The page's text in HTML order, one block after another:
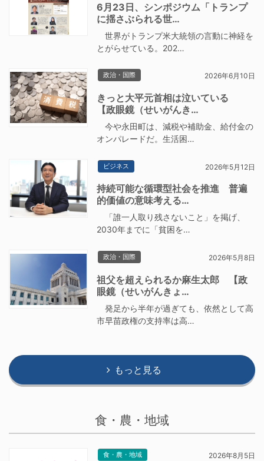
6月23日、シンポジウム「トランプ
に揺さぶられる世…
世界がトランプ米大統領の言動に神経を
とがらせている。202…
政治・国際 2026年6月10日
きっと大平元首相は泣いている
【政眼鏡（せいがんき…
今や永田町は、減税や補助金、給付金の
オンパレードだ。生活困…
ビジネス 2026年5月12日
持続可能な循環型社会を推進 普遍
的価値の意味考える…
「誰一人取り残さないこと」を掲げ、
2030年までに「貧困を…
政治・国際 2026年5月8日
祖父を超えられるか麻生太郎 【政
眼鏡（せいがんきょ…
発足から半年が過ぎても、依然として高
市早苗政権の支持率は高…
もっと見る
食・農・地域
食・農・地域 2026年8月5日